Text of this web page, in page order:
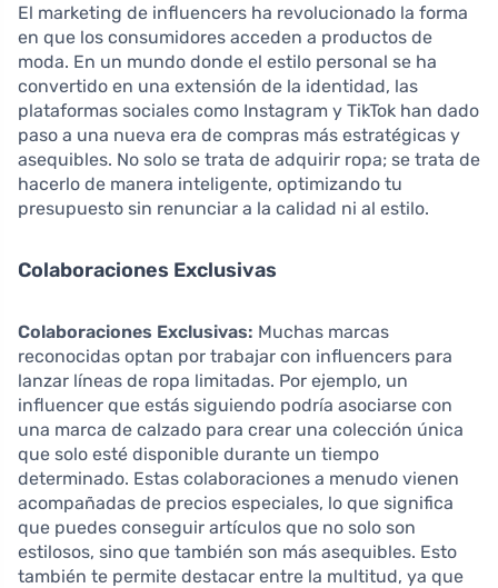
El marketing de influencers ha revolucionado la forma
en que los consumidores acceden a productos de
moda. En un mundo donde el estilo personal se ha
convertido en una extensión de la identidad, las
plataformas sociales como Instagram y TikTok han dado
paso a una nueva era de compras más estratégicas y
asequibles. No solo se trata de adquirir ropa; se trata de
hacerlo de manera inteligente, optimizando tu
presupuesto sin renunciar a la calidad ni al estilo.
Colaboraciones Exclusivas
Colaboraciones Exclusivas: Muchas marcas
reconocidas optan por trabajar con influencers para
lanzar líneas de ropa limitadas. Por ejemplo, un
influencer que estás siguiendo podría asociarse con
una marca de calzado para crear una colección única
que solo esté disponible durante un tiempo
determinado. Estas colaboraciones a menudo vienen
acompañadas de precios especiales, lo que significa
que puedes conseguir artículos que no solo son
estilosos, sino que también son más asequibles. Esto
también te permite destacar entre la multitud, ya que